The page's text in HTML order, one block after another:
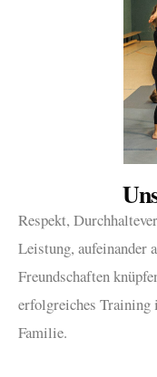
Respekt,
Leistung, aufeinander
Freundschaften
erfolgreiches Training
Familie.